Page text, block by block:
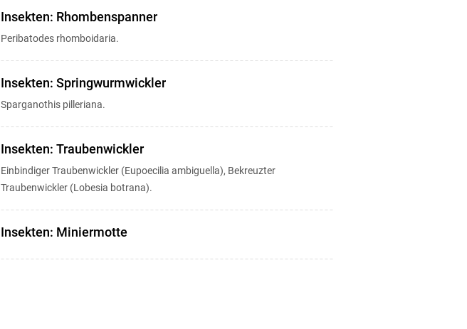
Insekten: Rhombenspanner
Peribatodes rhomboidaria.
Insekten: Springwurmwickler
Sparganothis pilleriana.
Insekten: Traubenwickler
Einbindiger Traubenwickler (Eupoecilia ambiguella), Bekreuzter
Traubenwickler (Lobesia botrana).
Insekten: Miniermotte